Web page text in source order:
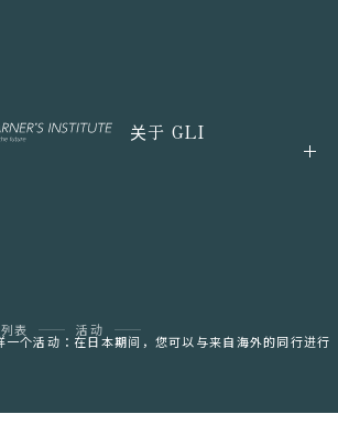
关于 GLI
表 活动
一个活动：在日本期间，您可以与来自海外的同行进行